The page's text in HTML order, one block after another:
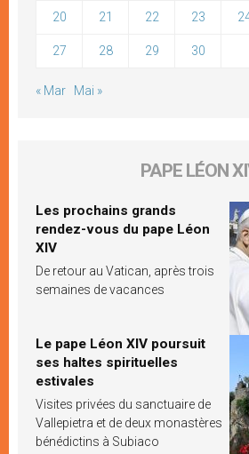
20 21 22 23
27 28 29 30
« Mar Mai »
PAPE LÉON
Les prochains grands
rendez-vous du pape Léon
XIV
De retour au Vatican, après trois
semaines de vacances
Le pape Léon XIV poursuit
ses haltes spirituelles
estivales
Visites privées du sanctuaire de
Vallepietra et de deux monastères
bénédictins à Subiaco